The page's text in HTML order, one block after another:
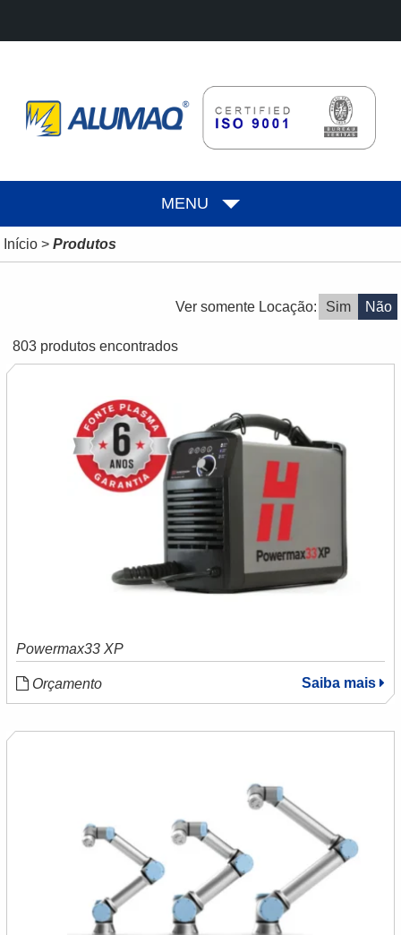
MENU
Início> Produtos
Ver somente Locação: Sim Não
803 produtos encontrados
Powermax33 XP
Orçamento Saiba mais